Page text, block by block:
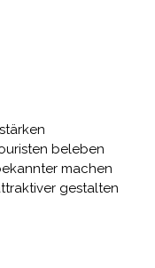
beleben
machen
gestalten